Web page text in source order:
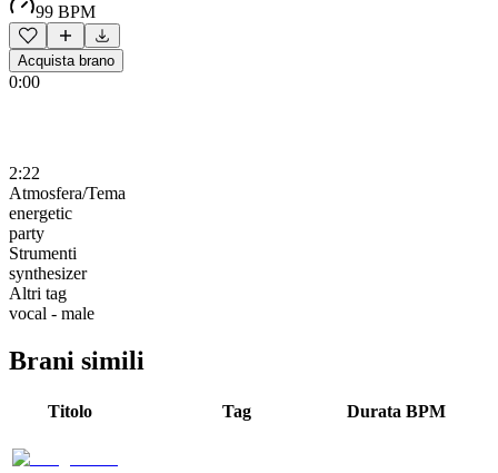
99 BPM
Acquista brano
0:00
2:22
Atmosfera/Tema
energetic
party
Strumenti
synthesizer
Altri tag
vocal - male
Brani simili
Titolo Tag Durata BPM